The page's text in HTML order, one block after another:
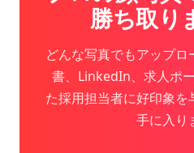
勝ち取り
どんな写真でもアップ
書、LinkedIn、求人ポ
た採用担当者に好印象
手に入り